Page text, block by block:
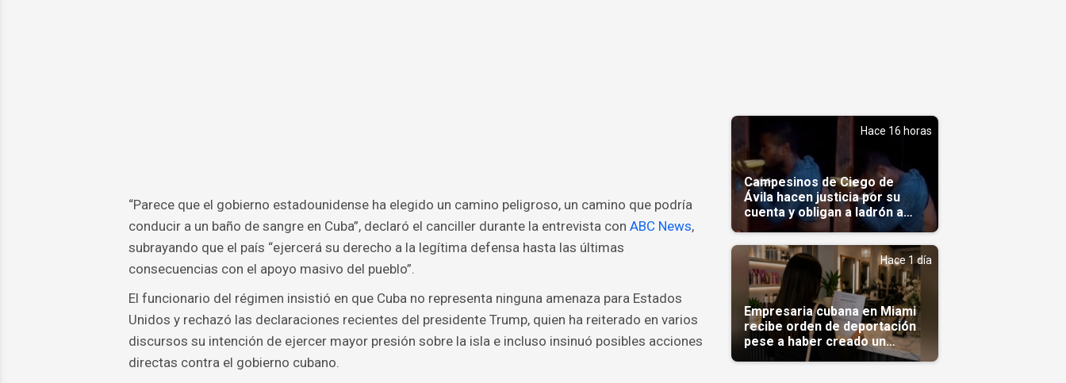
“Parece que el gobierno estadounidense ha elegido un camino peligroso, un camino que podría
conducir a un baño de sangre en Cuba”, declaró el canciller durante la entrevista con ABC News,
subrayando que el país “ejercerá su derecho a la legítima defensa hasta las últimas
consecuencias con el apoyo masivo del pueblo”.
El funcionario del régimen insistió en que Cuba no representa ninguna amenaza para Estados
Unidos y rechazó las declaraciones recientes del presidente Trump, quien ha reiterado en varios
discursos su intención de ejercer mayor presión sobre la isla e incluso insinuó posibles acciones
directas contra el gobierno cubano.
Hace 16 horas
Campesinos de Ciego de
Ávila hacen justicia por su
cuenta y obligan a ladrón a
comerse el maíz robado
(Video)
Hace 1 día
Empresaria cubana en Miami
recibe orden de deportación
pese a haber creado un